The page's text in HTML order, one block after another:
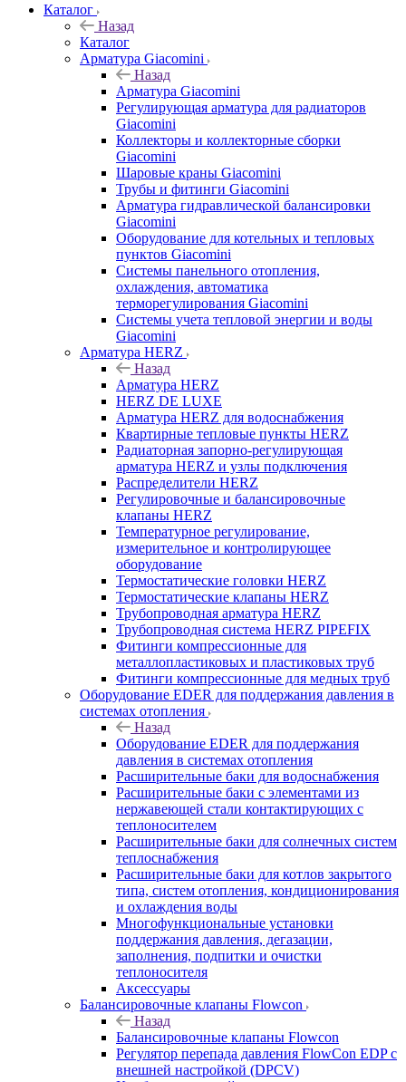
Каталог
Назад
Каталог
Арматура Giacomini
Назад
Арматура Giacomini
Регулирующая арматура для радиаторов
Giacomini
Коллекторы и коллекторные сборки
Giacomini
Шаровые краны Giacomini
Трубы и фитинги Giacomini
Арматура гидравлической балансировки
Giacomini
Оборудование для котельных и тепловых
пунктов Giacomini
Системы панельного отопления,
охлаждения, автоматика
терморегулирования Giacomini
Системы учета тепловой энергии и воды
Giacomini
Арматура HERZ
Назад
Арматура HERZ
HERZ DE LUXE
Арматура HERZ для водоснабжения
Квартирные тепловые пункты HERZ
Радиаторная запорно-регулирующая
арматура HERZ и узлы подключения
Распределители HERZ
Регулировочные и балансировочные
клапаны HERZ
Температурное регулирование,
измерительное и контролирующее
оборудование
Термостатические головки HERZ
Термостатические клапаны HERZ
Трубопроводная арматура HERZ
Трубопроводная система HERZ PIPEFIX
Фитинги компрессионные для
металлопластиковых и пластиковых труб
Фитинги компрессионные для медных труб
Оборудование EDER для поддержания давления в
системах отопления
Назад
Оборудование EDER для поддержания
давления в системах отопления
Расширительные баки для водоснабжения
Расширительные баки с элементами из
нержавеющей стали контактирующих с
теплоносителем
Расширительные баки для солнечных систем
теплоснабжения
Расширительные баки для котлов закрытого
типа, систем отопления, кондиционирования
и охлаждения воды
Многофункциональные установки
поддержания давления, дегазации,
заполнения, подпитки и очистки
теплоносителя
Аксессуары
Балансировочные клапаны Flowcon
Назад
Балансировочные клапаны Flowcon
Регулятор перепада давления FlowСon EDP с
внешней настройкой (DPCV)